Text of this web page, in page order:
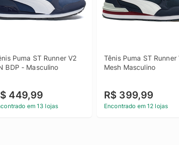
Puma ST Runner V2
BDP - Masculino
449,99
em 13 lojas
Tênis Puma ST Runner
Mesh Masculino
R$ 399,99
Encontrado em 12 lojas